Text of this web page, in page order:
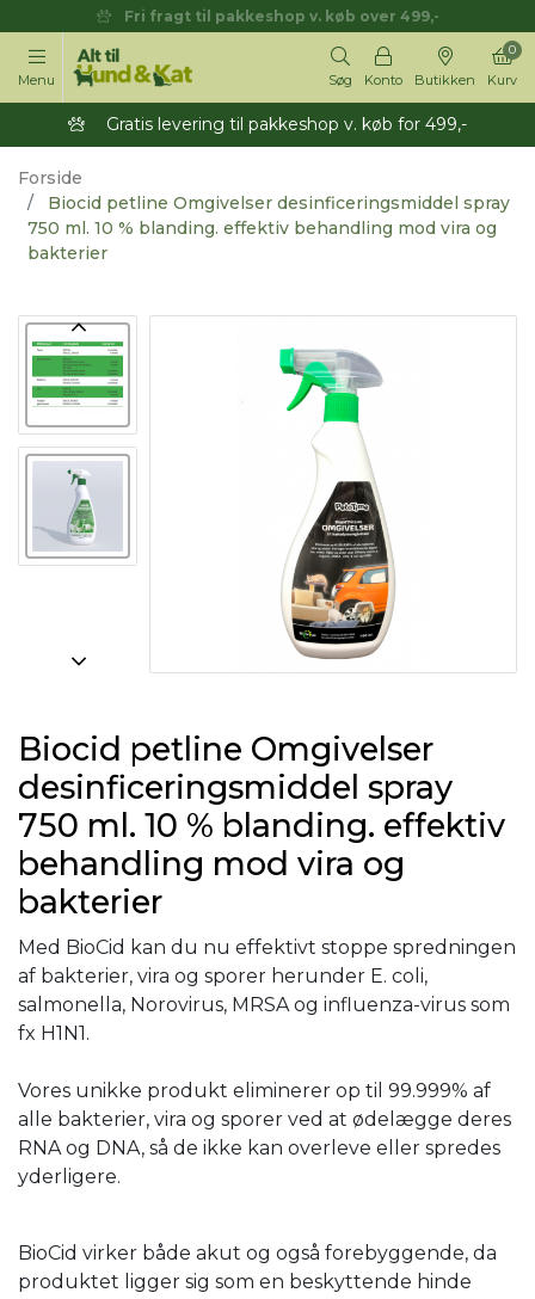
Fri fragt til pakkeshop v. køb over 499,-
Menu Søg Konto Butikken Kurv
0
Gratis levering til pakkeshop v. køb for 499,-
Forside
Biocid petline Omgivelser desinficeringsmiddel spray
750 ml. 10 % blanding. effektiv behandling mod vira og
bakterier
Biocid petline Omgivelser
desinficeringsmiddel spray
750 ml. 10 % blanding. effektiv
behandling mod vira og
bakterier
Med BioCid kan du nu effektivt stoppe spredningen
af bakterier, vira og sporer herunder E. coli,
salmonella, Norovirus, MRSA og influenza-virus som
fx H1N1.
Vores unikke produkt eliminerer op til 99.999% af
alle bakterier, vira og sporer ved at ødelægge deres
RNA og DNA, så de ikke kan overleve eller spredes
yderligere.
BioCid virker både akut og også forebyggende, da
produktet ligger sig som en beskyttende hinde